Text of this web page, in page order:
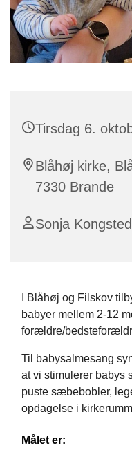
Tirsdag 6.
Blåhøj kirke,
7330 Brande
Sonja Kongsted
I Blåhøj og Filskov
babyer mellem 2-12
forældre/
Til babysalmesang
at vi stimulerer babys
puste sæbebobler,
opdagelse i
Målet er: